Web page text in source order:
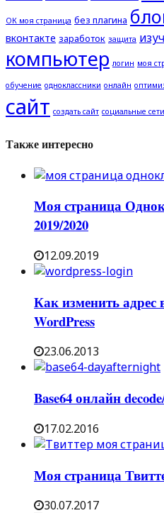
ОК моя страница без плагина
вконтакте заработок защита
компьютер логин моя
обучение одноклассники онлайн
сайт создать сайт социальные сети
Также интересно
Моя страница
2019/2020
12.09.2019
Как изменить адрес
WordPress
23.06.2013
Base64 онлайн
17.02.2016
Моя страница
30.07.2017